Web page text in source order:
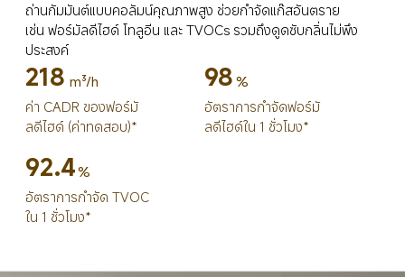
ถ่านกัมมันต์แบบคอลัมน์คุณภาพสูง ช่วยกำจัดแก๊สอันตราย
เช่น ฟอร์มัลดีไฮด์ โทลูอีน และ TVOCs รวมถึงดูดซับกลิ่นไม่พึง
ประสงค์
218 m³/h
ค่า CADR ของฟอร์มั
ลดีไฮด์ (ค่าทดสอบ)*
98 %
อัตราการกำจัดฟอร์มั
ลดีไฮด์ใน 1 ชั่วโมง*
92.4%
อัตราการกำจัด TVOC
ใน 1 ชั่วโมง*